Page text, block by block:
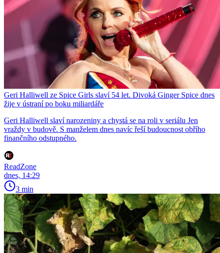
Geri Halliwell ze Spice Girls slaví 54 let. Divoká Ginger Spice dnes
žije v ústraní po boku miliardáře
Geri Halliwell slaví narozeniny a chystá se na roli v seriálu Jen
vraždy v budově. S manželem dnes navíc řeší budoucnost obřího
finančního odstupného.
ReadZone
dnes, 14:29
3 min